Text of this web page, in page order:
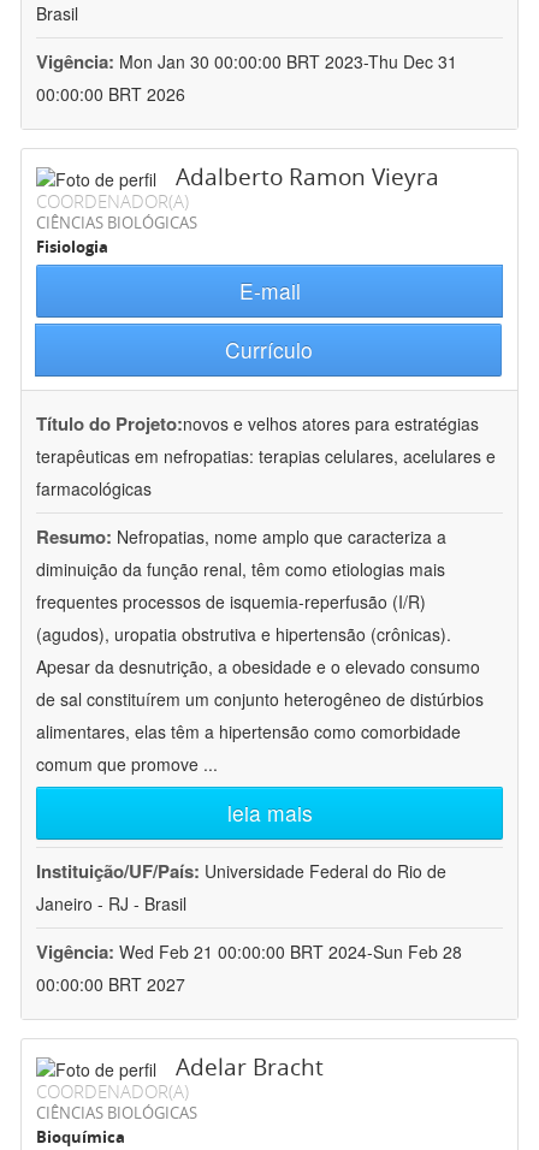
Brasil
Vigência: Mon Jan 30 00:00:00 BRT 2023-Thu Dec 31
00:00:00 BRT 2026
Adalberto Ramon Vieyra
COORDENADOR(A)
CIÊNCIAS BIOLÓGICAS
Fisiologia
E-mail
Currículo
Título do Projeto:novos e velhos atores para estratégias
terapêuticas em nefropatias: terapias celulares, acelulares e
farmacológicas
Resumo: Nefropatias, nome amplo que caracteriza a
diminuição da função renal, têm como etiologias mais
frequentes processos de isquemia-reperfusão (I/R)
(agudos), uropatia obstrutiva e hipertensão (crônicas).
Apesar da desnutrição, a obesidade e o elevado consumo
de sal constituírem um conjunto heterogêneo de distúrbios
alimentares, elas têm a hipertensão como comorbidade
comum que promove ...
leia mais
Instituição/UF/País: Universidade Federal do Rio de
Janeiro - RJ - Brasil
Vigência: Wed Feb 21 00:00:00 BRT 2024-Sun Feb 28
00:00:00 BRT 2027
Adelar Bracht
COORDENADOR(A)
CIÊNCIAS BIOLÓGICAS
Bioquímica